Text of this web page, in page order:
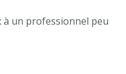
à un professionnel peu